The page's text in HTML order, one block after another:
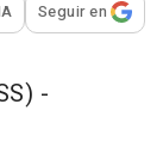
para
Seguir en
-